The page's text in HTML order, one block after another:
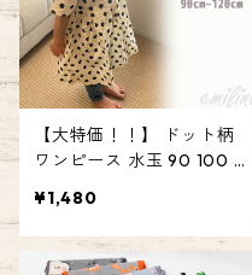
【大特価！！】 ドット柄
ワンピース 水玉 90 100 11
ピース ドット 女の子 ギフ
ト 襟 丸襟 プレゼント 子供
服 ベビー服 キッズウェア
¥1,480